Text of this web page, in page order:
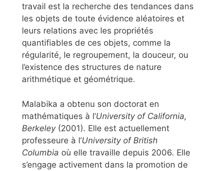
travail est la recherche des tendances dans
les objets de toute évidence aléatoires et
leurs relations avec les propriétés
quantifiables de ces objets, comme la
régularité, le regroupement, la douceur, ou
l’existence des structures de nature
arithmétique et géométrique.
Malabika a obtenu son doctorat en
mathématiques à l’University of California,
Berkeley(2001). Elle est actuellement
professeure à l’University of British
Columbia où elle travaille depuis 2006. Elle
s’engage activement dans la promotion de